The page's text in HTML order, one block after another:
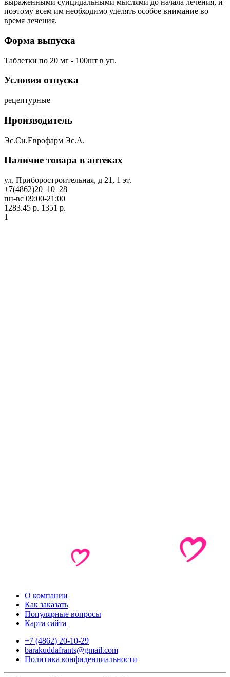
выраженными суицидальными мыслями до начала лечения, и
поэтому всем им необходимо уделять особое внимание во
время лечения.
Форма выпуска
Таблетки по 20 мг - 100шт в уп.
Условия отпуска
рецептурные
Производитель
Эс.Си.Еврофарм Эс.А.
Наличие товара в аптеках
ул. Приборостроительная, д 21, 1 эт.
+7(4862)20‒10‒28
пн-вс 09:00-21:00
1283.45 р. 1351 р.
1
О компании
Как заказать
Популярные вопросы
Карта сайта
+7 (4862) 20-10-29
barakuddafrants@gmail.com
Политика конфиденциальности